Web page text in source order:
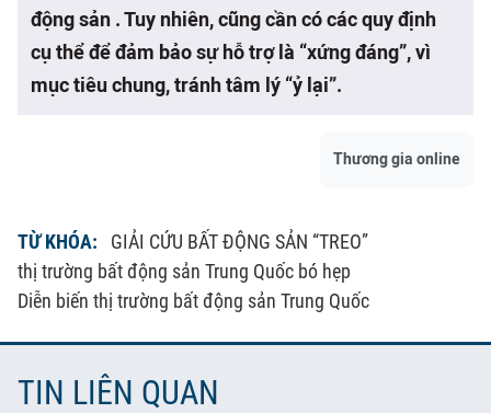
động sản . Tuy nhiên, cũng cần có các quy định
cụ thể để đảm bảo sự hỗ trợ là “xứng đáng”, vì
mục tiêu chung, tránh tâm lý “ỷ lại”.
Thương gia online
TỪ KHÓA:
GIẢI CỨU BẤT ĐỘNG SẢN “TREO”
thị trường bất động sản Trung Quốc bó hẹp
Diễn biến thị trường bất động sản Trung Quốc
TIN LIÊN QUAN